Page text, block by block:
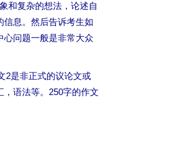
和复杂的想法，论述自
信息。然后告诉考生如
心问题一般是非常大众
2是非正式的议论文或
语法等。250字的作文